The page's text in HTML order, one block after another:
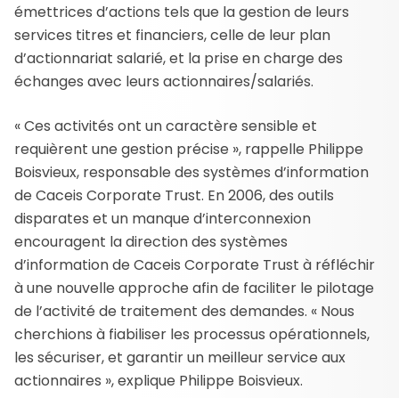
émettrices d’actions tels que la gestion de leurs
services titres et financiers, celle de leur plan
d’actionnariat salarié, et la prise en charge des
échanges avec leurs actionnaires/salariés.
« Ces activités ont un caractère sensible et
requièrent une gestion précise », rappelle Philippe
Boisvieux, responsable des systèmes d’information
de Caceis Corporate Trust. En 2006, des outils
disparates et un manque d’interconnexion
encouragent la direction des systèmes
d’information de Caceis Corporate Trust à réfléchir
à une nouvelle approche afin de faciliter le pilotage
de l’activité de traitement des demandes. « Nous
cherchions à fiabiliser les processus opérationnels,
les sécuriser, et garantir un meilleur service aux
actionnaires », explique Philippe Boisvieux.